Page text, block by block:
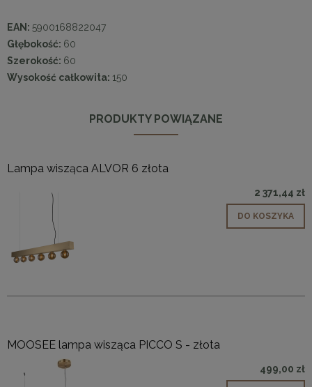
EAN: 5900168822047
Głębokość: 60
Szerokość: 60
Wysokość całkowita: 150
PRODUKTY POWIĄZANE
Lampa wisząca ALVOR 6 złota
2 371,44 zł
DO KOSZYKA
MOOSEE lampa wisząca PICCO S - złota
499,00 zł